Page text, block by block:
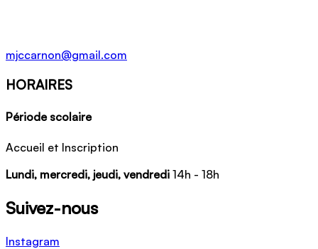
mjccarnon@gmail.com
HORAIRES
Période scolaire
Accueil et Inscription
Lundi, mercredi, jeudi, vendredi 14h - 18h
Suivez-nous
Instagram